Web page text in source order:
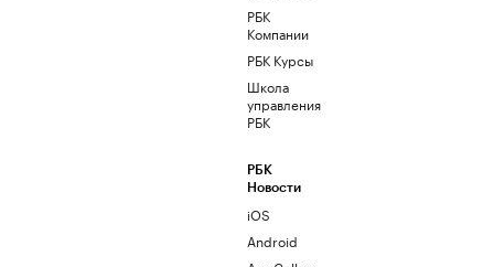
РБК
Компании
РБК Курсы
Школа
управления
РБК
РБК
Новости
iOS
Android